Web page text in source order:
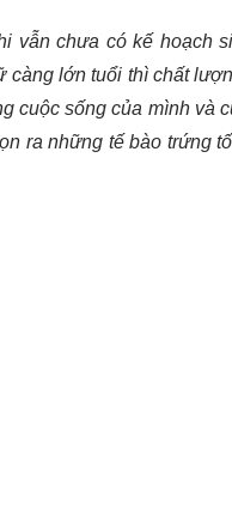
vẫn chưa có kế hoạch
càng lớn tuổi thì chất
cuộc sống của mình và
ra những tế bào trứng